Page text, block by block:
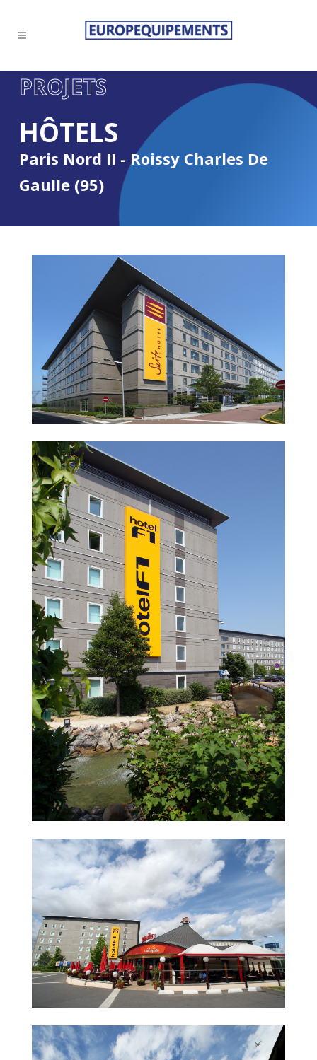
PROJETS
HÔTELS
Paris Nord II - Roissy Charles De
Gaulle (95)